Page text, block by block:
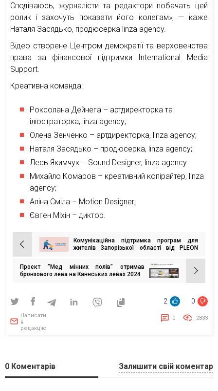
Сподіваюсь, журналісти та редактори побачать цей
ролик і захочуть показати його колегам», — каже
Наталя Засядько, продюсерка linza agency.
Відео створене Центром демократії та верховенства
права за фінансової підтримки International Media
Support.
Креативна команда:
Роксолана Дейнега – артдиректорка та
ілюстраторка, linza agency;
Олена Зенченко – артдиректорка, linza agency;
Наталя Засядько – продюсерка, linza agency;
Лесь Якимчук – Sound Designer, linza agency.
Михайло Комаров – креативний копірайтер, linza
agency;
Аліна Сміла – Motion Designer;
Євген Міхін – диктор.
Навігація
записів
Комунікаційна підтримка програм для
жителів Запорізької області від PLEON
Проєкт “Мед мінних полів” отримав
бронзового лева на Каннських левах 2024
2 0
Написати
в
редакцію
0 2833
0 Коментарів Залишити свій коментар